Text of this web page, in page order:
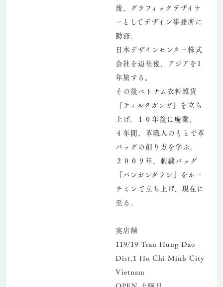
後、グラフィックデザイナ
ーとしてデザイン事務所に
勤務。
日本デザインセンター株式
会社を退社後、アジアを1
年旅する。
その後ベトナム衣料雑貨
『ティルタガンガ』を立ち
上げ、１０年後に廃業。
４年間、革職人のもとで革
バッグの創り方を学ぶ。
２００９年、刺繍バッグ
『パンガンダラン』をホー
チミンで立ち上げ、現在に
至る。
実店舗
119/19 Tran Hung Dao
Dist.1 Ho Chi Minh City
Vietnam